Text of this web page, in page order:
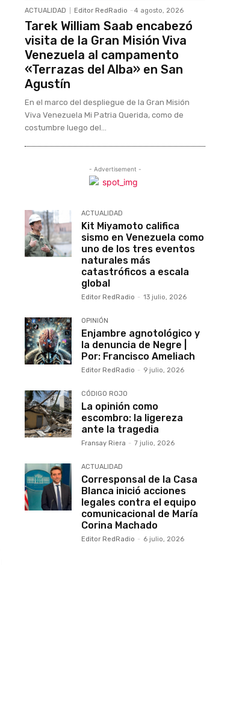
ACTUALIDAD Editor RedRadio - 4 agosto, 2026
Tarek William Saab encabezó
visita de la Gran Misión Viva
Venezuela al campamento
«Terrazas del Alba» en San
Agustín
En el marco del despliegue de la Gran Misión
Viva Venezuela Mi Patria Querida, como de
costumbre luego del...
- Advertisement -
ACTUALIDAD
Kit Miyamoto califica
sismo en Venezuela como
uno de los tres eventos
naturales más
catastróficos a escala
global
Editor RedRadio - 13 julio, 2026
OPINIÓN
Enjambre agnotológico y
la denuncia de Negre |
Por: Francisco Ameliach
Editor RedRadio - 9 julio, 2026
CÓDIGO ROJO
La opinión como
escombro: la ligereza
ante la tragedia
Fransay Riera - 7 julio, 2026
ACTUALIDAD
Corresponsal de la Casa
Blanca inició acciones
legales contra el equipo
comunicacional de María
Corina Machado
Editor RedRadio - 6 julio, 2026